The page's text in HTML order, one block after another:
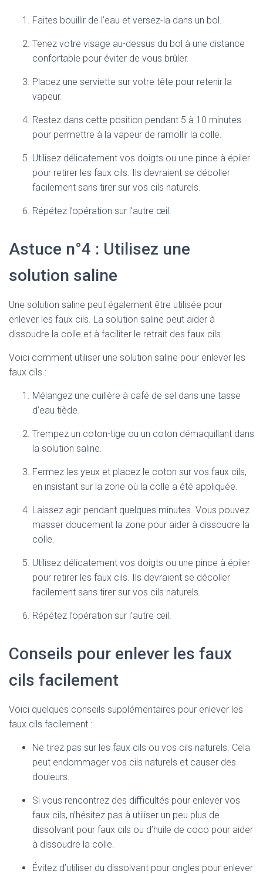
Faites bouillir de l’eau et versez-la dans un bol.
Tenez votre visage au-dessus du bol à une distance
confortable pour éviter de vous brûler.
Placez une serviette sur votre tête pour retenir la
vapeur.
Restez dans cette position pendant 5 à 10 minutes
pour permettre à la vapeur de ramollir la colle.
Utilisez délicatement vos doigts ou une pince à épiler
pour retirer les faux cils. Ils devraient se décoller
facilement sans tirer sur vos cils naturels.
Répétez l’opération sur l’autre œil.
Astuce n°4 : Utilisez une
solution saline
Une solution saline peut également être utilisée pour
enlever les faux cils. La solution saline peut aider à
dissoudre la colle et à faciliter le retrait des faux cils.
Voici comment utiliser une solution saline pour enlever les
faux cils :
Mélangez une cuillère à café de sel dans une tasse
d’eau tiède.
Trempez un coton-tige ou un coton démaquillant dans
la solution saline.
Fermez les yeux et placez le coton sur vos faux cils,
en insistant sur la zone où la colle a été appliquée.
Laissez agir pendant quelques minutes. Vous pouvez
masser doucement la zone pour aider à dissoudre la
colle.
Utilisez délicatement vos doigts ou une pince à épiler
pour retirer les faux cils. Ils devraient se décoller
facilement sans tirer sur vos cils naturels.
Répétez l’opération sur l’autre œil.
Conseils pour enlever les faux
cils facilement
Voici quelques conseils supplémentaires pour enlever les
faux cils facilement :
Ne tirez pas sur les faux cils ou vos cils naturels. Cela
peut endommager vos cils naturels et causer des
douleurs.
Si vous rencontrez des difficultés pour enlever vos
faux cils, n’hésitez pas à utiliser un peu plus de
dissolvant pour faux cils ou d’huile de coco pour aider
à dissoudre la colle.
Évitez d’utiliser du dissolvant pour ongles pour enlever